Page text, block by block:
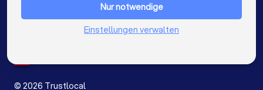
Coaches in Münster
Coaches in der Nähe
Niederlande
© 2026 Trustlocal
Nur notwendige
Einstellungen verwalten